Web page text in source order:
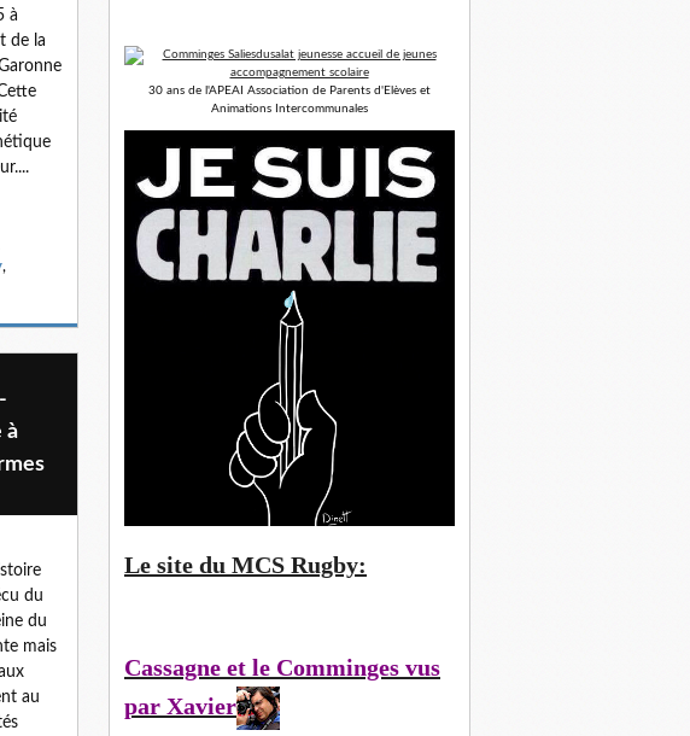
à
de la
,
à
du
du
mais
au
30 ans de l'APEAI Association de Parents d'Elèves et
Animations Intercommunales
Le site du MCS Rugby:
Cassagne et le Comminges vus
par Xavier